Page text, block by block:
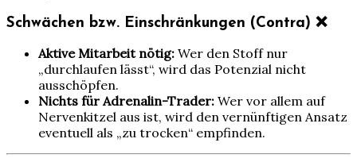
Schwächen bzw. Einschränkungen (Contra) ❌
Aktive Mitarbeit nötig: Wer den Stoff nur
„durchlaufen lässt“, wird das Potenzial nicht
ausschöpfen.
Nichts für Adrenalin-Trader: Wer vor allem auf
Nervenkitzel aus ist, wird den vernünftigen Ansatz
eventuell als „zu trocken“ empfinden.